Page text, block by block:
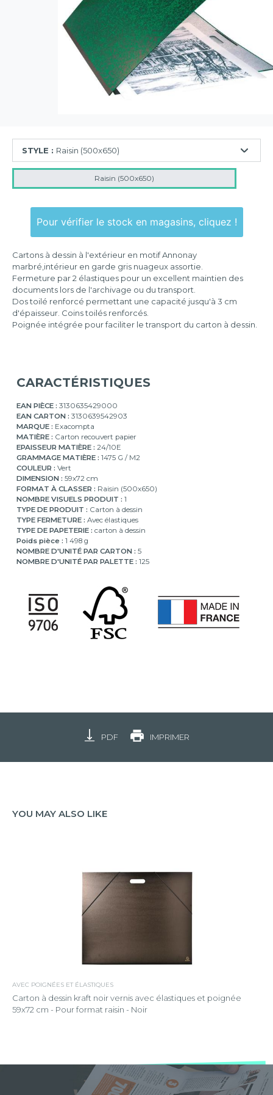
STYLE : Raisin (500x650)
Raisin (500x650)
Pour vérifier le stock en magasins, cliquez !
Cartons à dessin à l'extérieur en motif Annonay
marbré,intérieur en garde gris nuageux assortie.
Fermeture par 2 élastiques pour un excellent maintien des
documents lors de l'archivage ou du transport.
Dos toilé renforcé permettant une capacité jusqu'à 3 cm
d'épaisseur. Coins toilés renforcés.
Poignée intégrée pour faciliter le transport du carton à dessin.
CARACTÉRISTIQUES
EAN PIÈCE : 3130635429000
EAN CARTON : 3130639542903
MARQUE : Exacompta
MATIÈRE : Carton recouvert papier
EPAISSEUR MATIÈRE : 24/10E
GRAMMAGE MATIÈRE : 1475 G / M2
COULEUR : Vert
DIMENSION : 59x72 cm
FORMAT À CLASSER : Raisin (500x650)
NOMBRE VISUELS PRODUIT : 1
TYPE DE PRODUIT : Carton à dessin
TYPE FERMETURE : Avec élastiques
TYPE DE PAPETERIE : carton à dessin
Poids pièce : 1 498 g
NOMBRE D'UNITÉ PAR CARTON : 5
NOMBRE D'UNITÉ PAR PALETTE : 125
PDF IMPRIMER
YOU MAY ALSO LIKE
AVEC POIGNÉES ET ÉLASTIQUES
Carton à dessin kraft noir vernis avec élastiques et poignée
59x72 cm - Pour format raisin - Noir